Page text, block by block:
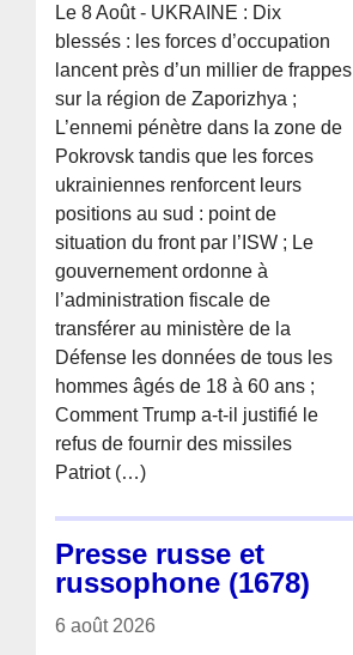
Le 8 Août - UKRAINE : Dix
blessés : les forces d’occupation
lancent près d’un millier de frappes
sur la région de Zaporizhya ;
L’ennemi pénètre dans la zone de
Pokrovsk tandis que les forces
ukrainiennes renforcent leurs
positions au sud : point de
situation du front par l’ISW ; Le
gouvernement ordonne à
l’administration fiscale de
transférer au ministère de la
Défense les données de tous les
hommes âgés de 18 à 60 ans ;
Comment Trump a-t-il justifié le
refus de fournir des missiles
Patriot (…)
Presse russe et
russophone (1678)
6 août 2026